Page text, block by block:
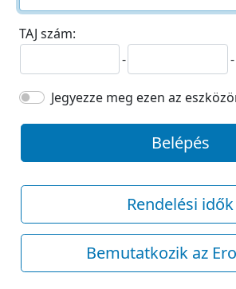
TAJ szám:
-
-
Jegyezze meg ezen az
Belépés
Rendelési idők
Bemutatkozik az